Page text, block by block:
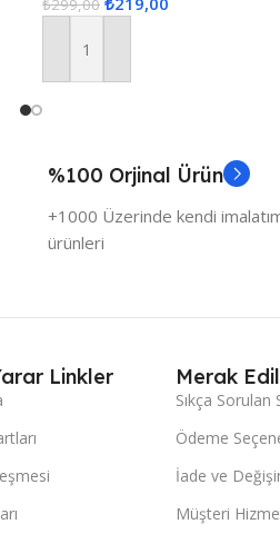
₺299,00
Sepete Ekle
%100 Orjinal Ürün
+1000 Üzerinde kendi
ürünleri
Linkler Merak
Sıkça Sorulan
Ödeme
İade ve
Müşteri